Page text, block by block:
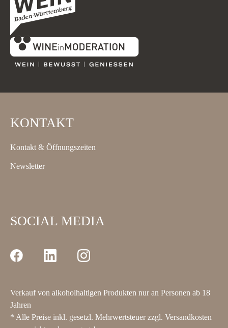
KONTAKT
Kontakt & Öffnungszeiten
Newsletter
SOCIAL MEDIA
Verkauf von alkoholhaltigen Produkten nur an Personen ab 18
Jahren
* Alle Preise inkl. gesetzl. Mehrwertsteuer zzgl. Versandkosten